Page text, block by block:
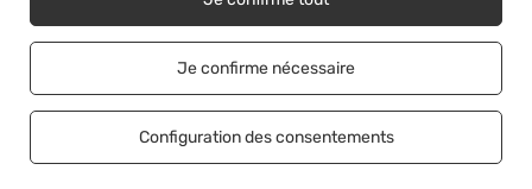
Je confirme nécessaire
Configuration des consentements